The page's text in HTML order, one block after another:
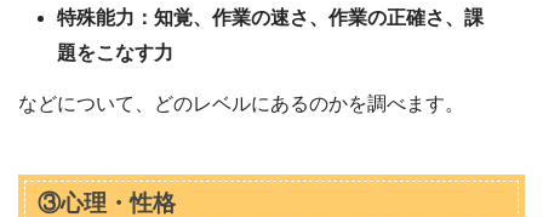
特殊能力：知覚、作業の速さ、作業の正確さ、課
題をこなす力
などについて、どのレベルにあるのかを調べます。
③心理・性格